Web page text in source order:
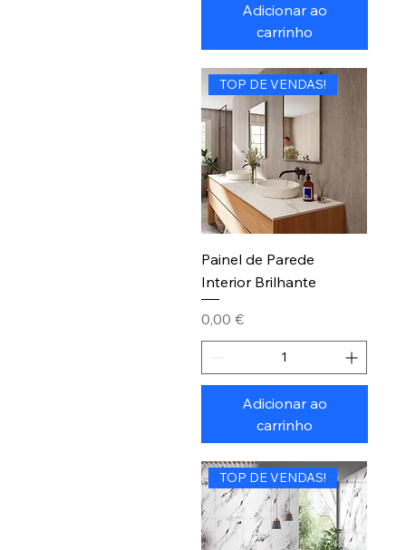
Adicionar ao
carrinho
TOP DE VENDAS!
Painel de Parede
Interior Brilhante
Preço
0,00 €
Adicionar ao
carrinho
TOP DE VENDAS!